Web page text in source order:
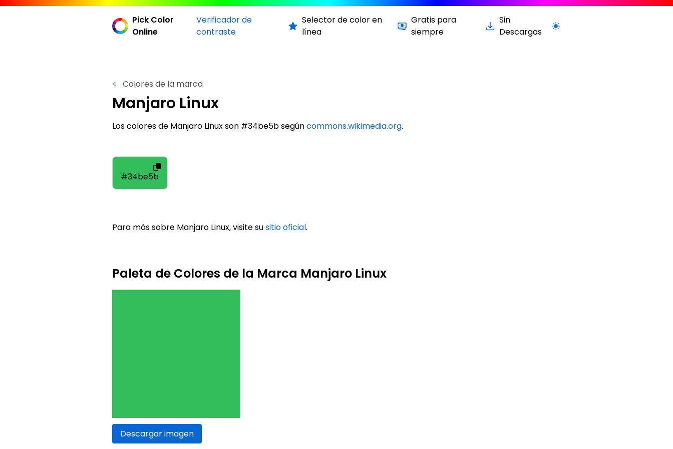
Pick Color
Online
Verificador de
contraste
Selector de color en
línea
Gratis para
siempre
Sin
Descargas
Cambiar a la versión clara / oscura
< Colores de la marca
Manjaro Linux
Los colores de Manjaro Linux son #34be5b segúncommons.wikimedia.org.
#34be5b
Para más sobre Manjaro Linux, visite susitio oficial.
Paleta de Colores de la Marca Manjaro Linux
Descargar imagen